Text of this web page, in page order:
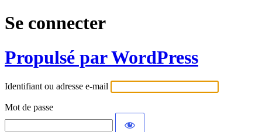
Se connecter
Propulsé par WordPress
Identifiant ou adresse e-mail
Mot de passe